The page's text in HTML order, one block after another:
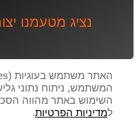
נציג מטעמנו
המשתמש, ניתוח נתוני
השימוש באתר מהווה
למדיניות הפרטיות.